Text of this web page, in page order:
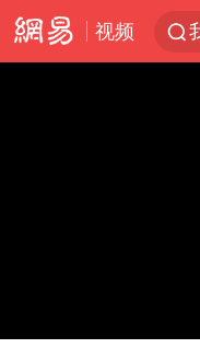
视频
Play